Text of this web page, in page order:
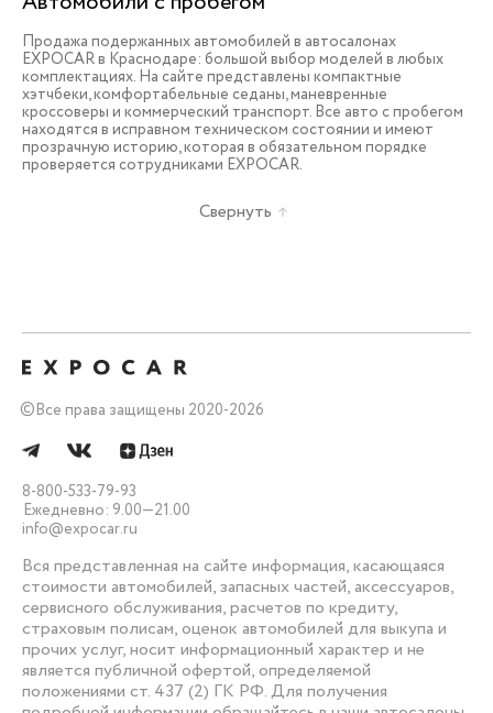
Продажа подержанных автомобилей в автосалонах
EXPOCAR в Краснодаре: большой выбор моделей в любых
комплектациях. На сайте представлены компактные
хэтчбеки, комфортабельные седаны, маневренные
кроссоверы и коммерческий транспорт. Все авто с пробегом
находятся в исправном техническом состоянии и имеют
прозрачную историю, которая в обязательном порядке
проверяется сотрудниками EXPOCAR.
Свернуть
©Все права защищены 2020-2026
8-800-533-79-93
Ежедневно: 9.00—21.00
info@expocar.ru
Вся представленная на сайте информация, касающаяся
стоимости автомобилей, запасных частей, аксессуаров,
сервисного обслуживания, расчетов по кредиту,
страховым полисам, оценок автомобилей для выкупа и
прочих услуг, носит информационный характер и не
является публичной офертой, определяемой
положениями ст. 437 (2) ГК РФ. Для получения